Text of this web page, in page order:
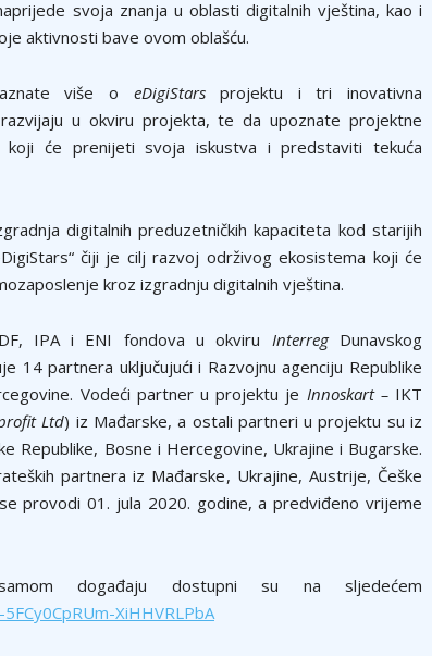
svoja znanja u oblasti digitalnih vještina, kao i
aktivnosti bave ovom oblašću.
više o eDigiStarsprojektu i tri inovativna
u okviru projekta, te da upoznate projektne
će prenijeti svoja iskustva i predstaviti tekuća
digitalnih preduzetničkih kapaciteta kod starijih
čiji je cilј razvoj održivog ekosistema koji će
kroz izgradnju digitalnih vještina.
IPA i ENI fondova u okviru Interreg Dunavskog
14 partnera uklјučujući i Razvojnu agenciju Republike
Vodeći partner u projektu je Innoskart –IKT
Ltd) iz Mađarske, a ostali partneri u projektu su iz
Republike, Bosne i Hercegovine, Ukrajine i Bugarske.
partnera iz Mađarske, Ukrajine, Austrije, Češke
provodi 01. jula 2020. godine, a predviđeno vrijeme
događaju dostupni su na slјedećem
XiHHVRLPbA